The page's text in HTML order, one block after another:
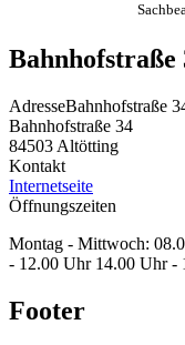
Bahnhofstraße
AdresseBahnhofstraße
Bahnhofstraße 34
84503 Altötting
Kontakt
Internetseite
Öffnungszeiten
Montag - Mittwoch:
- 12.00 Uhr 14.00 Uhr -
Footer